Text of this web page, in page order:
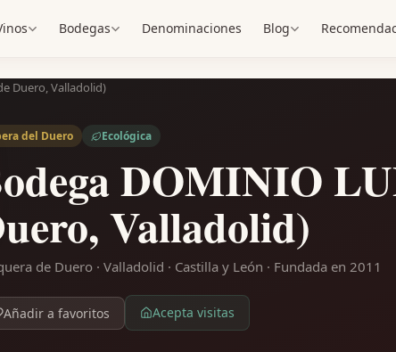
Bodegas Denominaciones Blog
Duero, Valladolid)
del Duero Ecológica
DOMINIO
Valladolid)
de Duero · Valladolid · Castilla y León · Fundada en 2011
Añadir a favoritos Acepta visitas